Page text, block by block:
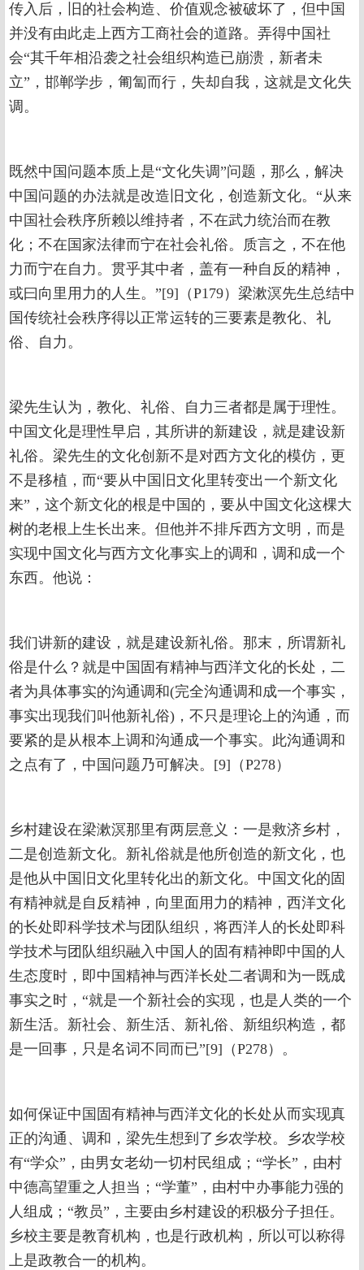
传入后，旧的社会构造、价值观念被破坏了，但中国
并没有由此走上西方工商社会的道路。弄得中国社
会“其千年相沿袭之社会组织构造已崩溃，新者未
立”，邯郸学步，匍匐而行，失却自我，这就是文化失
调。
既然中国问题本质上是“文化失调”问题，那么，解决
中国问题的办法就是改造旧文化，创造新文化。“从来
中国社会秩序所赖以维持者，不在武力统治而在教
化；不在国家法律而宁在社会礼俗。质言之，不在他
力而宁在自力。贯乎其中者，盖有一种自反的精神，
或曰向里用力的人生。”[9]（P179）梁漱溟先生总结中
国传统社会秩序得以正常运转的三要素是教化、礼
俗、自力。
梁先生认为，教化、礼俗、自力三者都是属于理性。
中国文化是理性早启，其所讲的新建设，就是建设新
礼俗。梁先生的文化创新不是对西方文化的模仿，更
不是移植，而“要从中国旧文化里转变出一个新文化
来”，这个新文化的根是中国的，要从中国文化这棵大
树的老根上生长出来。但他并不排斥西方文明，而是
实现中国文化与西方文化事实上的调和，调和成一个
东西。他说：
我们讲新的建设，就是建设新礼俗。那末，所谓新礼
俗是什么？就是中国固有精神与西洋文化的长处，二
者为具体事实的沟通调和(完全沟通调和成一个事实，
事实出现我们叫他新礼俗)，不只是理论上的沟通，而
要紧的是从根本上调和沟通成一个事实。此沟通调和
之点有了，中国问题乃可解决。[9]（P278）
乡村建设在梁漱溟那里有两层意义：一是救济乡村，
二是创造新文化。新礼俗就是他所创造的新文化，也
是他从中国旧文化里转化出的新文化。中国文化的固
有精神就是自反精神，向里面用力的精神，西洋文化
的长处即科学技术与团队组织，将西洋人的长处即科
学技术与团队组织融入中国人的固有精神即中国的人
生态度时，即中国精神与西洋长处二者调和为一既成
事实之时，“就是一个新社会的实现，也是人类的一个
新生活。新社会、新生活、新礼俗、新组织构造，都
是一回事，只是名词不同而已”[9]（P278）。
如何保证中国固有精神与西洋文化的长处从而实现真
正的沟通、调和，梁先生想到了乡农学校。乡农学校
有“学众”，由男女老幼一切村民组成；“学长”，由村
中德高望重之人担当；“学董”，由村中办事能力强的
人组成；“教员”，主要由乡村建设的积极分子担任。
乡校主要是教育机构，也是行政机构，所以可以称得
上是政教合一的机构。